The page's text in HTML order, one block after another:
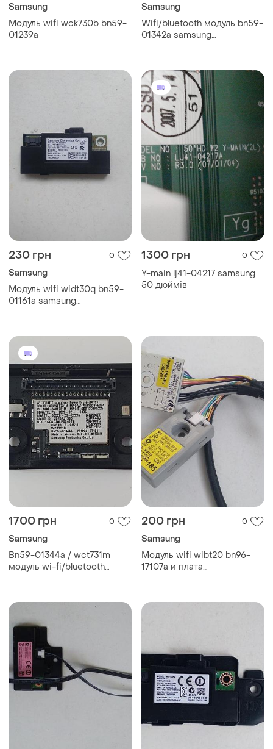
Samsung
Модуль wifi wck730b bn59-
01239a
Samsung
Wifi/bluetooth модуль bn59-
01342a samsung
230 грн 0
Samsung
Модуль wifi widt30q bn59-
01161a samsung
1300 грн 0
Y-main lj41-04217 samsung
50 дюймів
1700 грн 0
Samsung
Bn59-01344a / wct731m
модуль wi-fi/bluetooth
200 грн 0
Samsung
Модуль wifi wibt20 bn96-
17107a и плата